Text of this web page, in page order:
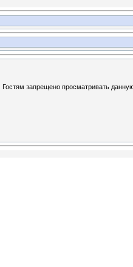
Гостям запрещено просматривать